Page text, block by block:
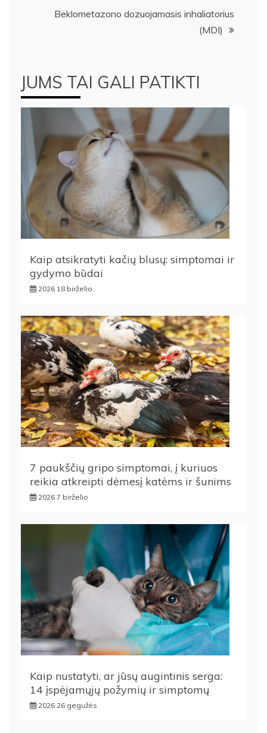
įrašųBeklometazono dozuojamasis inhaliatorius
(MDI)
JUMS TAI GALI PATIKTI
Kaip atsikratyti kačių blusų: simptomai ir
gydymo būdai
2026 18 birželio
7 paukščių gripo simptomai, į kuriuos
reikia atkreipti dėmesį katėms ir šunims
2026 7 birželio
Kaip nustatyti, ar jūsų augintinis serga:
14 įspėjamųjų požymių ir simptomų
2026 26 gegužės